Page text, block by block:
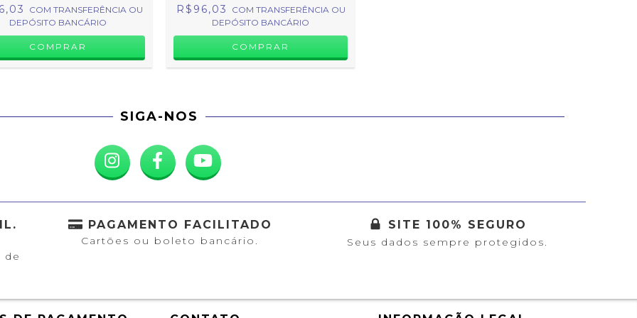
COM TRANSFERÊNCIA OU
DEPÓSITO BANCÁRIO
R$96,03 COM TRANSFERÊNCIA OU
DEPÓSITO BANCÁRIO
SIGA-NOS
de
PAGAMENTO FACILITADO
Cartões ou boleto bancário.
SITE 100% SEGURO
Seus dados sempre protegidos.